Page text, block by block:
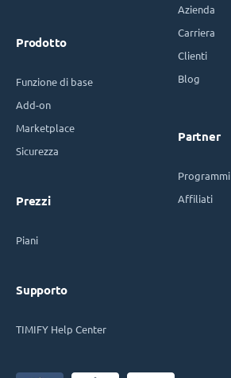
Prodotto
Funzione di base
Add-on
Marketplace
Sicurezza
Prezzi
Piani
Supporto
TIMIFY Help Center
Azienda
Carriera
Clienti
Blog
Partner
Programmi
Affiliati